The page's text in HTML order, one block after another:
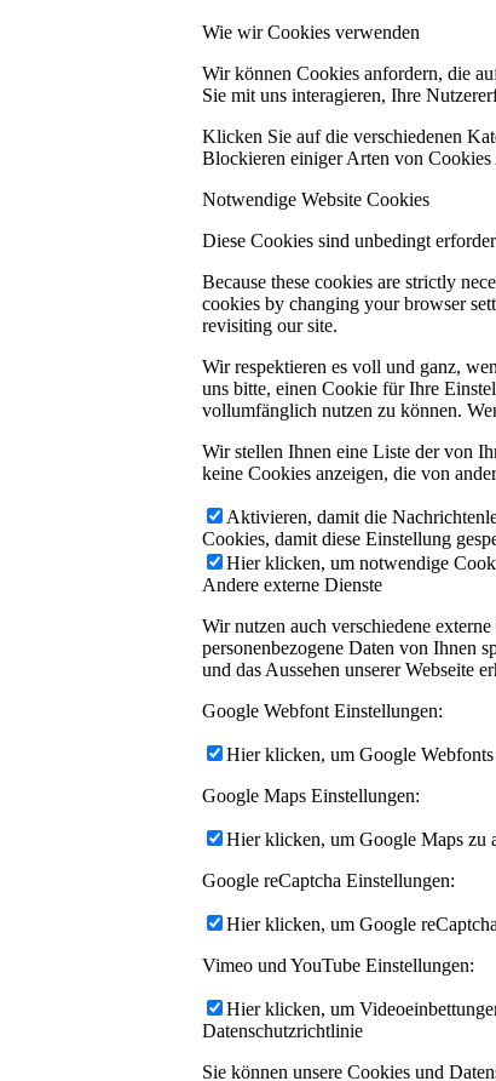
Wie wir Cookies verwenden
Wir können Cookies anfordern, die
Sie mit uns interagieren, Ihre
Klicken Sie auf die verschiedenen
Blockieren einiger Arten von
Notwendige Website Cookies
Diese Cookies sind unbedingt
Because these cookies are strictly
cookies by changing your browser
revisiting our site.
Wir respektieren es voll und ganz,
uns bitte, einen Cookie für Ihre
vollumfänglich nutzen zu können.
Wir stellen Ihnen eine Liste der von
keine Cookies anzeigen, die von
Aktivieren, damit die
Cookies, damit diese Einstellung
Hier klicken, um notwendige
Andere externe Dienste
Wir nutzen auch verschiedene
personenbezogene Daten von Ihnen
und das Aussehen unserer Webseite
Google Webfont Einstellungen:
Hier klicken, um Google
Google Maps Einstellungen:
Hier klicken, um Google Maps zu
Google reCaptcha Einstellungen:
Hier klicken, um Google
Vimeo und YouTube Einstellungen:
Hier klicken, um
Datenschutzrichtlinie
Sie können unsere Cookies und